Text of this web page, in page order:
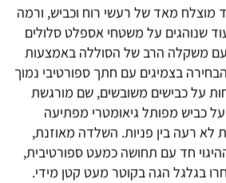
מוצלח מאד של רעשי רוח וכביש, ורמה
שנוהגים על משטחי אספלט סלולים
עם משקלה הרב של הסוללה באמצעות
בצמיגים עם חתך ספורטיבי נמוך
על כבישים משובשים, שם מורגשת
כביש מפותל גיאומטרי מפתיעה
לא רעה בין פניות. השלדה מאוזנת,
חד עם תחושה כמעט ספורטיבית,
בגלגל הגה בקוטר מעט קטן מידי.